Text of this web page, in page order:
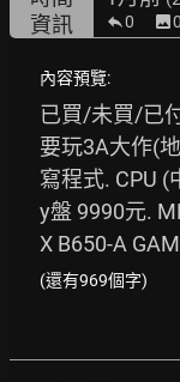
資訊 0 image0
內容預覽:
已買/未買/已
要玩3A大作(
寫程式. CPU (
y盤 9990元.
X B650-A
(還有969個字)